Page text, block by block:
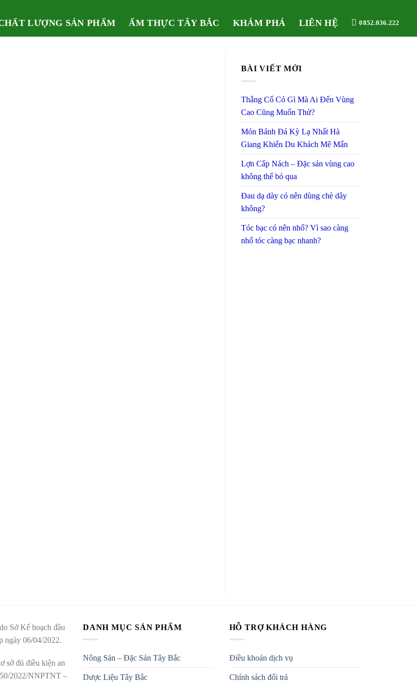
LƯỢNG SẢN PHẨM ẨM THỰC TÂY BẮC KHÁM PHÁ LIÊN HỆ 0852.036.222
BÀI VIẾT MỚI
Thắng Cố Có Gì Mà Ai Đến Vùng
Cao Cũng Muốn Thử?
Món Bánh Đá Kỳ Lạ Nhất Hà
Giang Khiến Du Khách Mê Mẩn
Lợn Cắp Nách – Đặc sản vùng cao
không thể bỏ qua
Đau dạ dày có nên dùng chè dây
không?
Tóc bạc có nên nhổ? Vì sao càng
nhổ tóc càng bạc nhanh?
Sở Kế hoạch đầu
ngày 06/04/2022.
sở đủ điều kiện an
2022/NNPTNT –
DANH MỤC SẢN PHẨM
Nông Sản – Đặc Sản Tây Bắc
Dược Liệu Tây Bắc
HỖ TRỢ KHÁCH HÀNG
Điều khoản dịch vụ
Chính sách đổi trả